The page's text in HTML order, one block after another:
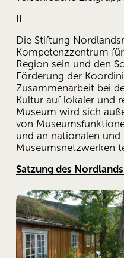
II
Die Stiftung
Kompetenzzentrum
Region sein und den
Förderung der
Zusammenarbeit bei
Kultur auf lokaler und
Museum wird sich
von
und an nationalen und
Museumsnetzwerken
Satzung des